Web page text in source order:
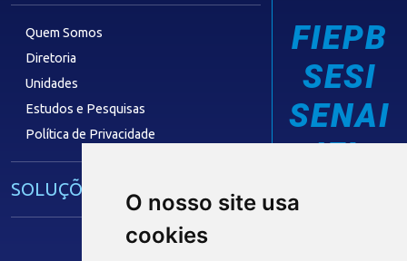
O nosso site usa
cookies
Quem Somos
Diretoria
Unidades
Estudos e Pesquisas
Política de Privacidade
SOLUÇÕES E SERVIÇOS
FIEPB
SESI
SENAI
IEL